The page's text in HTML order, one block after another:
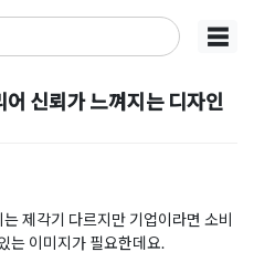
견적 플랫폼
☰
신뢰가 느껴지는 디자인
제각기 다르지만 기업이라면 소비
는 이미지가 필요한데요.